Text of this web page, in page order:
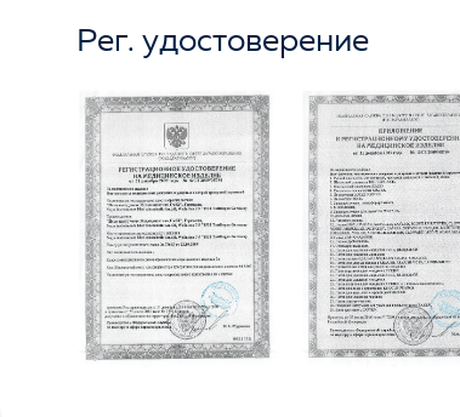
Рег. удостоверение